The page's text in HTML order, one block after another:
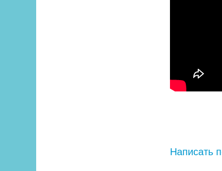
Написать